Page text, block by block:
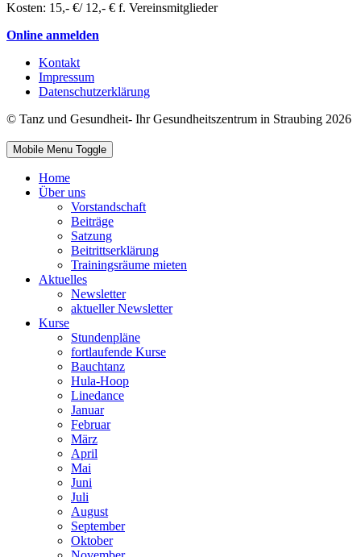
Kosten: 15,- €/ 12,- € f. Vereinsmitglieder
Online anmelden
Kontakt
Impressum
Datenschutzerklärung
© Tanz und Gesundheit- Ihr Gesundheitszentrum in Straubing 2026
Mobile Menu Toggle
Home
Über uns
Vorstandschaft
Beiträge
Satzung
Beitrittserklärung
Trainingsräume mieten
Aktuelles
Newsletter
aktueller Newsletter
Kurse
Stundenpläne
fortlaufende Kurse
Bauchtanz
Hula-Hoop
Linedance
Januar
Februar
März
April
Mai
Juni
Juli
August
September
Oktober